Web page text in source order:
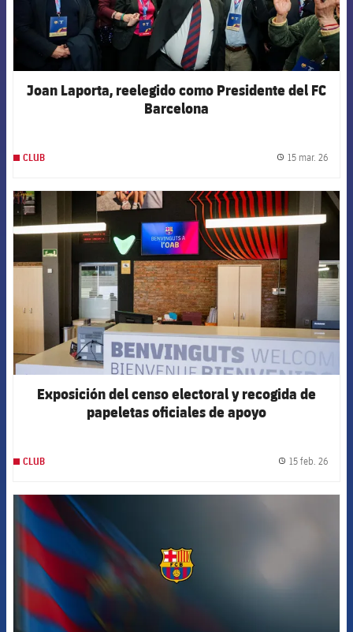
Joan Laporta, reelegido como Presidente del FC
Barcelona
CLUB 15 mar. 26
FCB Barcelona badge
Exposición del censo electoral y recogida de
papeletas oficiales de apoyo
CLUB 15 feb. 26